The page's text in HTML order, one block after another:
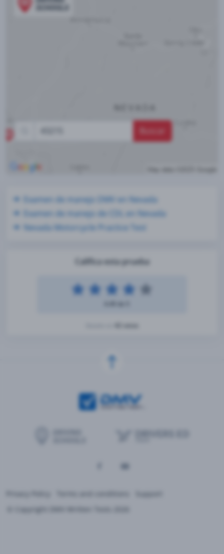
Califica esta prueba
Examen de manejo DMV en Nevada
Examen de manejo de CDL en Nevada
Nevada Motorcycle Practice Test
Support
© Copyright DMV Written Tests 2026